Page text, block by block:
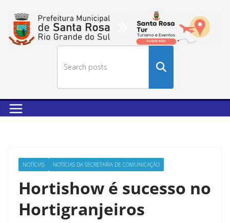
no
NOTÍCIAS NOTÍCIAS DA SECRETARIA DE COMUNICAÇÃO
Hortishow é sucesso no
Hortigranjeiros